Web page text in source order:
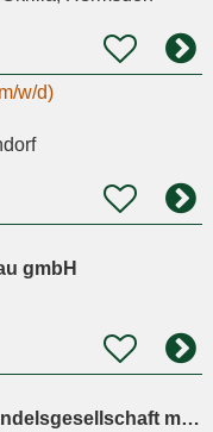
w/d)
gmbH
Creative Products Handelsgesellschaft mbH